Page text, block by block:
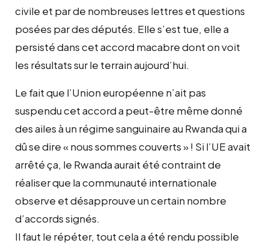
civile et par de nombreuses lettres et questions
posées par des députés. Elle s’est tue, elle a
persisté dans cet accord macabre dont on voit
les résultats sur le terrain aujourd’hui.
Le fait que l’Union européenne n’ait pas
suspendu cet accord a peut-être même donné
des ailes à un régime sanguinaire au Rwanda qui a
dû se dire « nous sommes couverts » ! Si l’UE avait
arrêté ça, le Rwanda aurait été contraint de
réaliser que la communauté internationale
observe et désapprouve un certain nombre
d’accords signés.
Il faut le répéter, tout cela a été rendu possible